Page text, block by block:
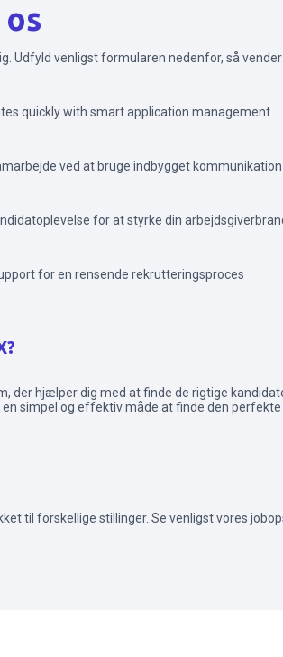
Udfyld venligst formularen nedenfor, så
quickly with smart application management
ved at bruge indbygget
for at styrke din
for en rensende rekrutteringsproces
der hjælper dig med at finde de rigtige
en simpel og effektiv måde at finde den perfekte
til forskellige stillinger. Se venligst vores